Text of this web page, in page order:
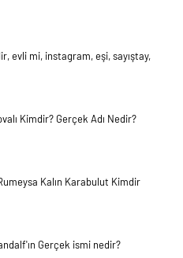
evli mi, instagram, eşi, sayıştay,
Kimdir? Gerçek Adı Nedir?
Kalın Karabulut Kimdir
Gerçek ismi nedir?